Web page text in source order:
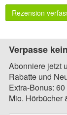
Rezension
Verpasse
Abonniere jetzt
Rabatte und
Extra-Bonus:
Mio. Hörbücher